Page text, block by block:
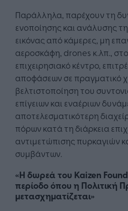
Παράλληλα, παρέχουν τη
ενοποίησης και ανάλυσης
εικόνας από κάμερες, μη
αεροσκάφη, drones κ.λπ., στο
επιχειρησιακό κέντρο,
αποφάσεων σε πραγματικό
βελτιστοποίηση του
επίγειων και εναέριων
αποτελεσματικότερη
πόρων κατά τη διάρκεια
αντιμετώπισης πυρκαγιών
συμβάντων.
«H δωρεά του Kaizen
περίοδο όπου η Πολιτική
μετασχηματίζεται»